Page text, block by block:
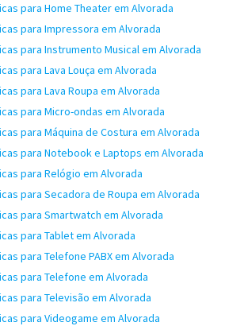
para Home Theater em Alvorada
para Impressora em Alvorada
para Instrumento Musical em Alvorada
para Lava Louça em Alvorada
para Lava Roupa em Alvorada
para Micro-ondas em Alvorada
para Máquina de Costura em Alvorada
para Notebook e Laptops em Alvorada
para Relógio em Alvorada
para Secadora de Roupa em Alvorada
para Smartwatch em Alvorada
para Tablet em Alvorada
para Telefone PABX em Alvorada
para Telefone em Alvorada
para Televisão em Alvorada
para Videogame em Alvorada